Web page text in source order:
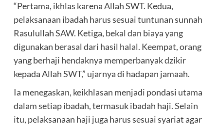
“Pertama, ikhlas karena Allah SWT. Kedua,
pelaksanaan ibadah harus sesuai tuntunan sunnah
Rasulullah SAW. Ketiga, bekal dan biaya yang
digunakan berasal dari hasil halal. Keempat, orang
yang berhaji hendaknya memperbanyak dzikir
kepada Allah SWT,” ujarnya di hadapan jamaah.
Ia menegaskan, keikhlasan menjadi pondasi utama
dalam setiap ibadah, termasuk ibadah haji. Selain
itu, pelaksanaan haji juga harus sesuai syariat agar